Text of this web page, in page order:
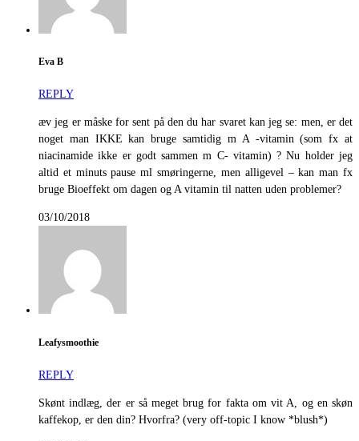
Eva B
REPLY
æv jeg er måske for sent på den du har svaret kan jeg se: men, er det
noget man IKKE kan bruge samtidig m A -vitamin (som fx at
niacinamide ikke er godt sammen m C- vitamin) ? Nu holder jeg
altid et minuts pause ml smøringerne, men alligevel – kan man fx
bruge Bioeffekt om dagen og A vitamin til natten uden problemer?
03/10/2018
Leafysmoothie
REPLY
Skønt indlæg, der er så meget brug for fakta om vit A, og en skøn
kaffekop, er den din? Hvorfra? (very off-topic I know *blush*)